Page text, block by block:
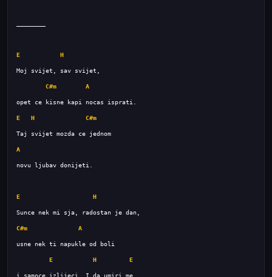
E H
C#m A
E H C#m
A
E H
C#m A
E H E